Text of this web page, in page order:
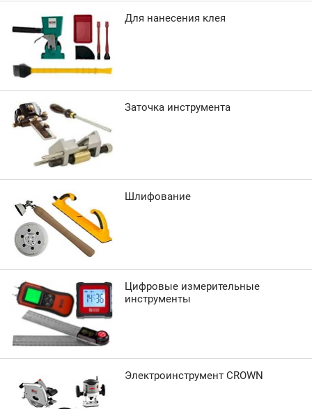
Для нанесения клея
Заточка инструмента
Шлифование
Цифровые измерительные
инструменты
Электроинструмент CROWN